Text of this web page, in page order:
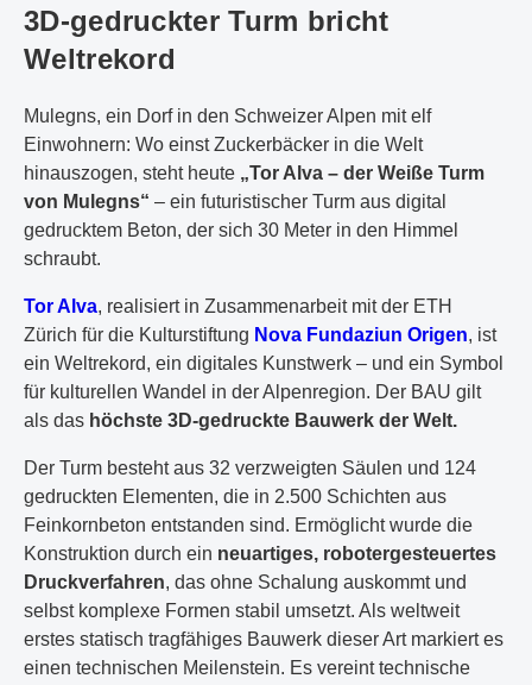
3D-gedruckter Turm bricht
Weltrekord
Mulegns, ein Dorf in den Schweizer Alpen mit elf
Einwohnern: Wo einst Zuckerbäcker in die Welt
hinauszogen, steht heute „Tor Alva – der Weiße Turm
von Mulegns“ – ein futuristischer Turm aus digital
gedrucktem Beton, der sich 30 Meter in den Himmel
schraubt.
Tor Alva, realisiert in Zusammenarbeit mit der ETH
Zürich für die Kulturstiftung Nova Fundaziun Origen, ist
ein Weltrekord, ein digitales Kunstwerk – und ein Symbol
für kulturellen Wandel in der Alpenregion. Der BAU gilt
als das höchste 3D-gedruckte Bauwerk der Welt.
Der Turm besteht aus 32 verzweigten Säulen und 124
gedruckten Elementen, die in 2.500 Schichten aus
Feinkornbeton entstanden sind. Ermöglicht wurde die
Konstruktion durch ein neuartiges, robotergesteuertes
Druckverfahren, das ohne Schalung auskommt und
selbst komplexe Formen stabil umsetzt. Als weltweit
erstes statisch tragfähiges Bauwerk dieser Art markiert es
einen technischen Meilenstein. Es vereint technische